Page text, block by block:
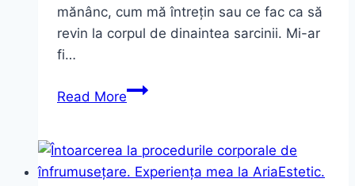
mănânc, cum mă întrețin sau ce fac ca să
revin la corpul de dinaintea sarcinii. Mi-ar
fi…
Read MoreConcluzii
de
tratamente